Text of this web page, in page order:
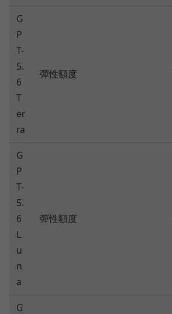
G
P
T-
5.
6
T
er
ra
彈性額度
G
P
T-
5.
6
L
u
n
a
彈性額度
G